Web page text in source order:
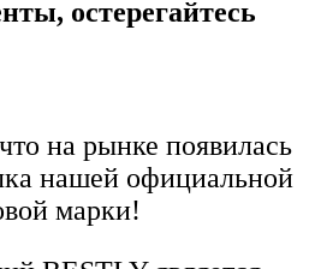
остерегайтесь
на рынке появилась
нашей официальной
марки!